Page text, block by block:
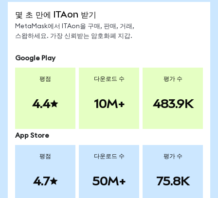
몇 초 만에 ITAon 받기
MetaMask에서 ITAon을 구매, 판매, 거래,
스왑하세요. 가장 신뢰받는 암호화폐 지갑.
Google Play
평점
4.4
다운로드 수
10M+
평가 수
483.9K
App Store
평점
4.7
다운로드 수
50M+
평가 수
75.8K